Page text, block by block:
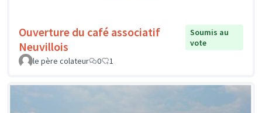
Ouverture du café associatif
Neuvillois
Soumis au
vote
le père colateur
0 1